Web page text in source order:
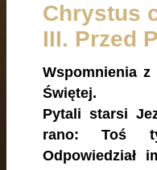
Chrystus
III. Przed
Wspomnienia
Świętej.
Pytali starsi
rano: Toś
Odpowiedział